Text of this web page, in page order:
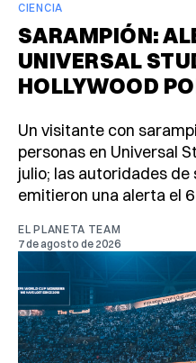
CIENCIA
SARAMPIÓN:
UNIVERSAL
HOLLYWOOD
Un visitante con
personas en Universal
julio; las autoridades de
emitieron una alerta el
EL PLANETA TEAM
7 de agosto de 2026